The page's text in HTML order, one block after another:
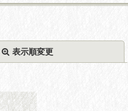
表示順変更